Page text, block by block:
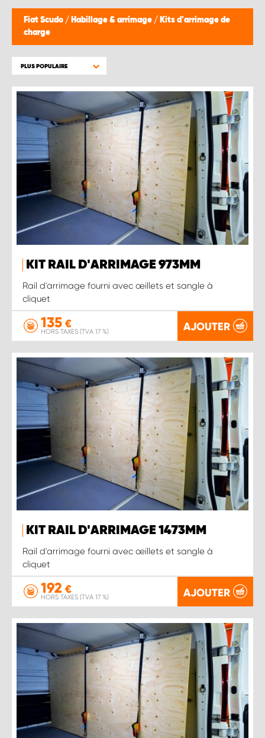
Fiat Scudo / Habillage & arrimage / Kits d'arrimage de
charge
PLUS POPULAIRE
KIT RAIL D'ARRIMAGE 973MM
Rail d'arrimage fourni avec œillets et sangle à
cliquet
135 €
HORS TAXES (TVA 17 %) AJOUTER
KIT RAIL D'ARRIMAGE 1473MM
Rail d'arrimage fourni avec œillets et sangle à
cliquet
192 €
HORS TAXES (TVA 17 %) AJOUTER